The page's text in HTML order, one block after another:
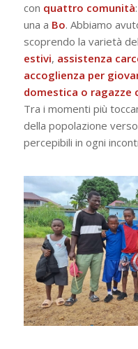
con quattro comunità
una a Bo. Abbiamo
scoprendo la varietà
estivi, assistenza
accoglienza per
domestica o
Tra i momenti più
della popolazione
percepibili in ogni